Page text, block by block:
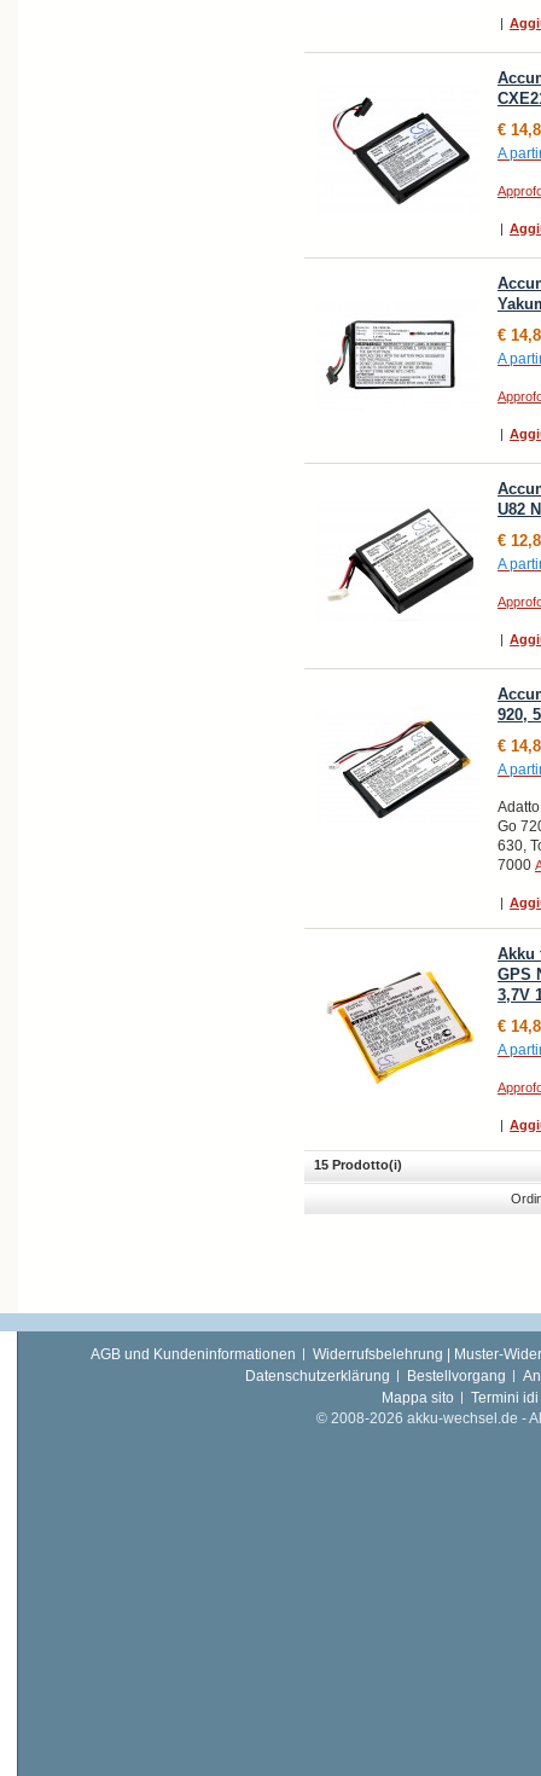
|
€
A
|
€
A
|
U82
€
A
|
920,
€
A
Go
630,
7000
|
Akku
GPS
3,7V
€
A
|
15 Prodotto(i)
AGB und Kundeninformationen
Widerrufsbelehrung | Muster-
Datenschutzerklärung
Bestellvorgang
Mappa sito
Termini
© 2008-2026 akku-wechsel.de -